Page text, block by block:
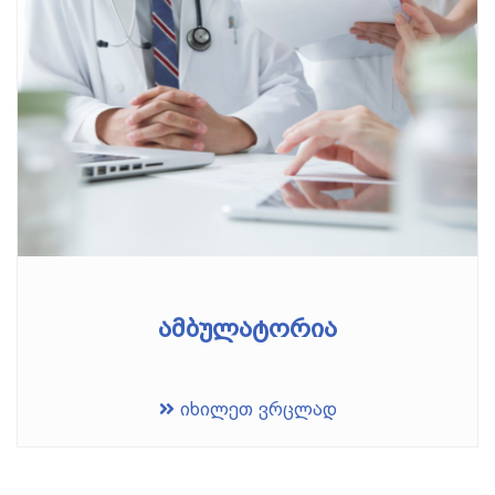
ამბულატორია
იხილეთ ვრცლად